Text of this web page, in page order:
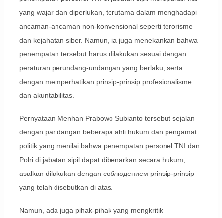
yang wajar dan diperlukan, terutama dalam menghadapi
ancaman-ancaman non-konvensional seperti terorisme
dan kejahatan siber. Namun, ia juga menekankan bahwa
penempatan tersebut harus dilakukan sesuai dengan
peraturan perundang-undangan yang berlaku, serta
dengan memperhatikan prinsip-prinsip profesionalisme
dan akuntabilitas.
Pernyataan Menhan Prabowo Subianto tersebut sejalan
dengan pandangan beberapa ahli hukum dan pengamat
politik yang menilai bahwa penempatan personel TNI dan
Polri di jabatan sipil dapat dibenarkan secara hukum,
asalkan dilakukan dengan соблюдением prinsip-prinsip
yang telah disebutkan di atas.
Namun, ada juga pihak-pihak yang mengkritik